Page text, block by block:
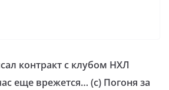
контракт с клубом НХЛ
еще врежется… (с) Погоня за